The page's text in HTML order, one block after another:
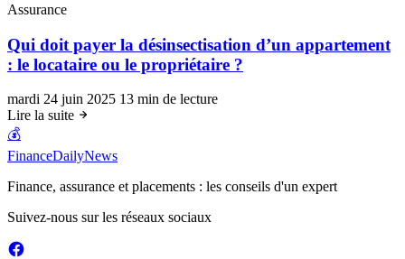
Assurance
Qui doit payer la désinsectisation d’un appartement
: le locataire ou le propriétaire ?
mardi 24 juin 2025 13 min de lecture
Lire la suite
💰
FinanceDailyNews
Finance, assurance et placements : les conseils d'un expert
Suivez-nous sur les réseaux sociaux